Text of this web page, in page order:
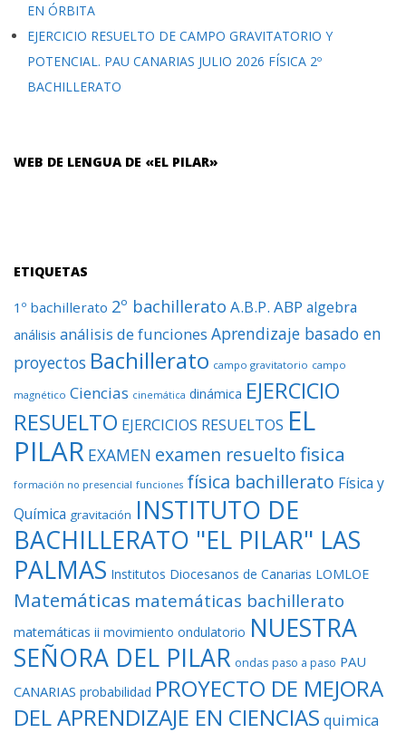
EN ÓRBITA
EJERCICIO RESUELTO DE CAMPO GRAVITATORIO Y
POTENCIAL. PAU CANARIAS JULIO 2026 FÍSICA 2º
BACHILLERATO
WEB DE LENGUA DE «EL PILAR»
ETIQUETAS
1º bachillerato 2º bachillerato A.B.P. ABP algebra
análisis análisis de funciones Aprendizaje basado en
proyectos Bachillerato campo gravitatorio campo
magnético Ciencias cinemática dinámica EJERCICIO
RESUELTO EJERCICIOS RESUELTOS EL
PILAR EXAMEN examen resueltofisica
formación no presencial funciones física bachillerato Física y
Química gravitación INSTITUTO DE
BACHILLERATO "EL PILAR" LAS
PALMAS Institutos Diocesanos de Canarias LOMLOE
Matemáticas matemáticas bachillerato
matemáticas ii movimiento ondulatorio NUESTRA
SEÑORA DEL PILAR ondas paso a paso PAU
CANARIAS probabilidad PROYECTO DE MEJORA
DEL APRENDIZAJE EN CIENCIAS quimica